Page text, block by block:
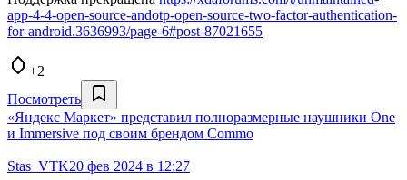
app-4-4-open-source-andotp-open-source-two-factor-authentication-
for-android.3636993/page-6#post-87021655
+2
Посмотреть
«Яндекс Маркет» представил полноразмерные наушники One
и Immersive под своим брендом Commo
Stas_VTK20 фев 2024 в 12:27